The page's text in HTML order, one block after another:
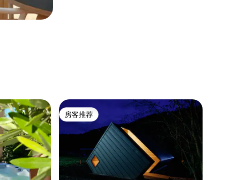
房客推荐
房客推荐